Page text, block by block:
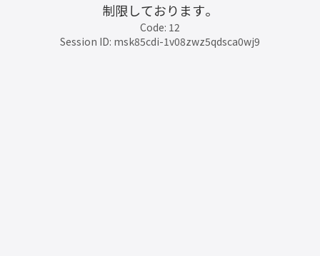
制限しております。
Code: 12
Session ID: msk85cdi-1v08zwz5qdsca0wj9